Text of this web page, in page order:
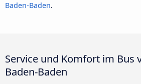
Baden-Baden.
Service und Komfort im Bus
Baden-Baden